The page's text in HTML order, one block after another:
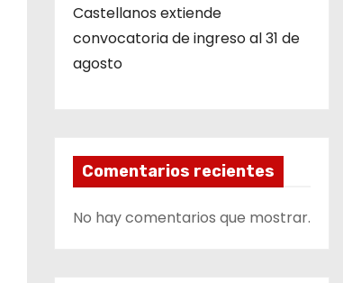
Castellanos extiende
convocatoria de ingreso al 31 de
agosto
Comentarios recientes
No hay comentarios que mostrar.